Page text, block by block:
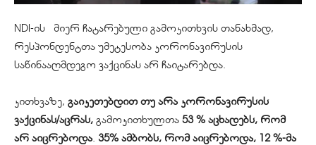
NDI-ის მიერ ჩატარებული გამოკითხვის თანახმად,
რესპონდენტთა უმეტესობა კორონავირუსის
საწინააღმდეგო ვაქცინას არ ჩაიტარებდა.
კითხვაზე, გაიკეთებდით თუ არა კორონავირუსის
ვაქცინას/აცრას, გამოკითხულთა 53 % აცხადებს, რომ
არ აიცრებოდა. 35% ამბობს, რომ აიცრებოდა, 12 %-მა